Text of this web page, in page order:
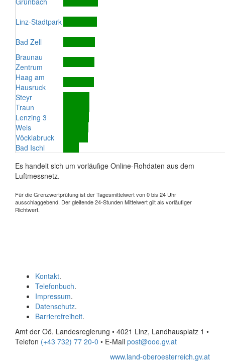
Linz-Stadtpark
Bad Zell
Braunau
Zentrum
Haag am
Hausruck
Steyr
Traun
Lenzing 3
Wels
Vöcklabruck
Bad Ischl
Es handelt sich um vorläufige Online-Rohdaten aus dem
Luftmessnetz.
Für die Grenzwertprüfung ist der Tagesmittelwert von 0 bis 24 Uhr
ausschlaggebend. Der gleitende 24-Stunden Mittelwert gilt als vorläufiger
Richtwert.
Kontakt.
Telefonbuch.
Impressum.
Datenschutz.
Barrierefreiheit.
Amt der Oö. Landesregierung • 4021 Linz, Landhausplatz 1 •
Telefon (+43 732) 77 20-0 • E-Mail post@ooe.gv.at
www.land-oberoesterreich.gv.at